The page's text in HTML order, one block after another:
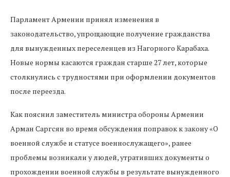
Парламент Армении принял изменения в
законодательство, упрощающие получение гражданства
для вынужденных переселенцев из Нагорного Карабаха.
Новые нормы касаются граждан старше 27 лет, которые
столкнулись с трудностями при оформлении документов
после переезда.
Как пояснил заместитель министра обороны Армении
Арман Саргсян во время обсуждения поправок к закону «О
военной службе и статусе военнослужащего», ранее
проблемы возникали у людей, утративших документы о
прохождении военной службы в результате вынужденного